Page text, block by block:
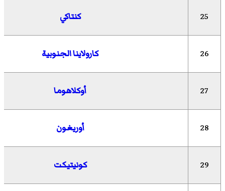
25 كنتاكي
26 كارولاينا الجنوبية
27 أوكلاهوما
28 أوريغون
29 كونيتيكت